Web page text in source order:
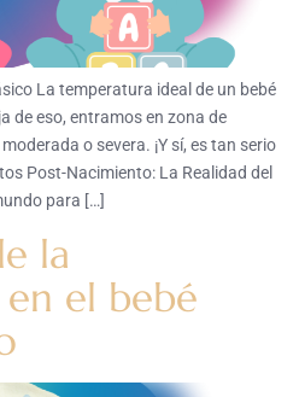
La temperatura ideal de un bebé
de eso, entramos en zona de
o severa. ¡Y sí, es tan serio
Post-Nacimiento: La Realidad del
para […]
la
el bebé